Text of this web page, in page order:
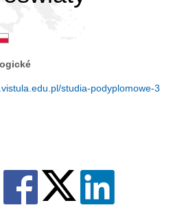
studia-podyplomowe-3